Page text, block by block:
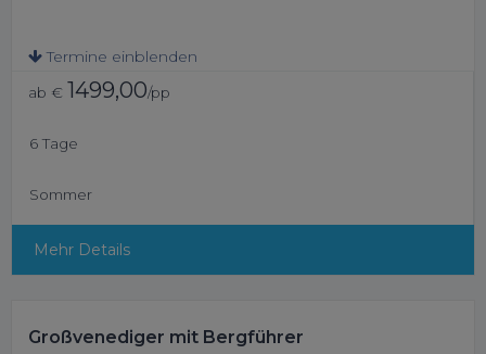
Termine einblenden
ab € 1499,00/pp
6 Tage
Sommer
Mehr Details
Großvenediger mit Bergführer